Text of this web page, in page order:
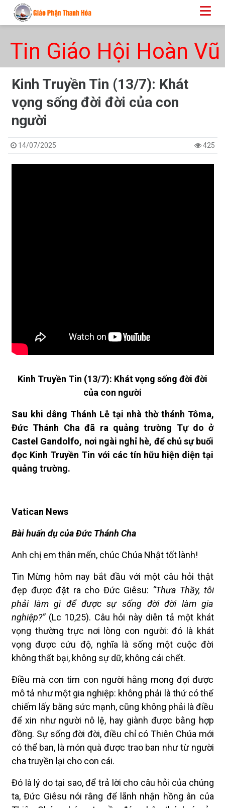
Tin Giáo Hội Hoàn Vũ
Kinh Truyền Tin (13/7): Khát
vọng sống đời đời của con
người
14/07/2025 425
Kinh Truyền Tin (13/7): Khát vọng sống đời đời
của con người
Sau khi dâng Thánh Lễ tại nhà thờ thánh Tôma,
Đức Thánh Cha đã ra quảng trường Tự do ở
Castel Gandolfo, nơi ngài nghỉ hè, để chủ sự buổi
đọc Kinh Truyền Tin với các tín hữu hiện diện tại
quảng trường.
Vatican News
Bài huấn dụ của Đức Thánh Cha
Anh chị em thân mến, chúc Chúa Nhật tốt lành!
Tin Mừng hôm nay bắt đầu với một câu hỏi thật
đẹp được đặt ra cho Đức Giêsu: “Thưa Thầy, tôi
phải làm gì để được sự sống đời đời làm gia
nghiệp?”(Lc 10,25). Câu hỏi này diễn tả một khát
vọng thường trực nơi lòng con người: đó là khát
vọng được cứu độ, nghĩa là sống một cuộc đời
không thất bại, không sự dữ, không cái chết.
Điều mà con tim con người hằng mong đợi được
mô tả như một gia nghiệp: không phải là thứ có thể
chiếm lấy bằng sức mạnh, cũng không phải là điều
để xin như người nô lệ, hay giành được bằng hợp
đồng. Sự sống đời đời, điều chỉ có Thiên Chúa mới
có thể ban, là món quà được trao ban như từ người
cha truyền lại cho con cái.
Đó là lý do tại sao, để trả lời cho câu hỏi của chúng
ta, Đức Giêsu nói rằng để lãnh nhận hồng ân của